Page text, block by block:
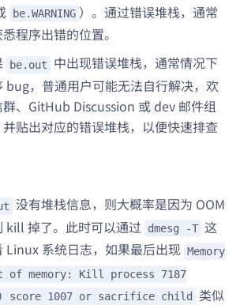
be.WARNING ）。通过错误堆栈，通常
程序出错的位置。
be.out
中出现错误堆栈，通常情况下
bug，普通用户可能无法自行解决，欢
、GitHub Discussion 或 dev 邮件组
贴出对应的错误堆栈，以便快速排查
没有堆栈信息，则大概率是因为 OOM
kill 掉了。此时可以通过
dmesg -T 这
Linux 系统日志，如果最后出现 Memory
of memory: Kill process 7187
score 1007 or sacrifice child
类似